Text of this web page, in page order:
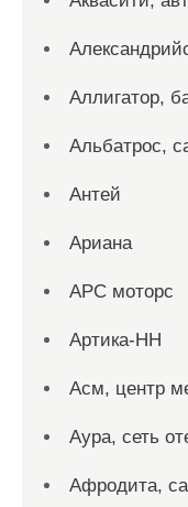
Аллигатор,
Альбатрос,
Антей
Ариана
АРС моторс
Артика-НН
Асм, центр
Аура, сеть
Афродита,